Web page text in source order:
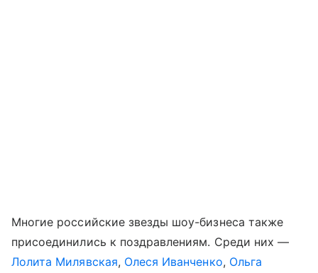
Многие российские звезды шоу-бизнеса также
присоединились к поздравлениям. Среди них —
Лолита Милявская, Олеся Иванченко, Ольга